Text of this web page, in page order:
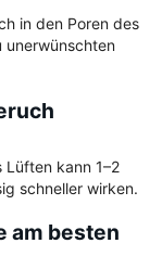
in den Poren des
unerwünschten
kann 1–2
schneller wirken.
am besten